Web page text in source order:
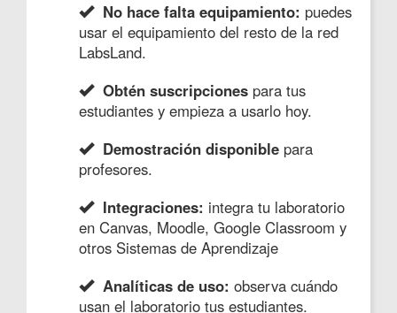
No hace falta equipamiento: puedes
usar el equipamiento del resto de la red
LabsLand.
Obtén suscripciones para tus
estudiantes y empieza a usarlo hoy.
Demostración disponible para
profesores.
Integraciones: integra tu laboratorio
en Canvas, Moodle, Google Classroom y
otros Sistemas de Aprendizaje
Analíticas de uso: observa cuándo
usan el laboratorio tus estudiantes.